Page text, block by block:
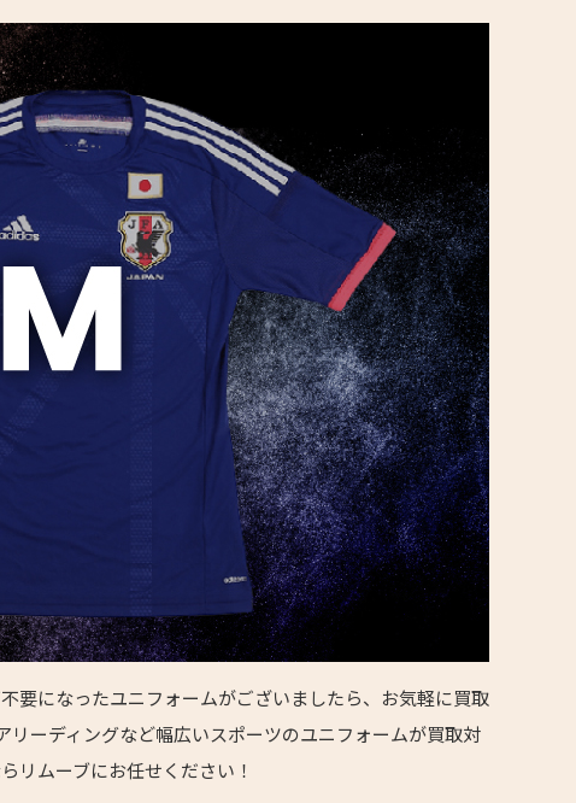
要になったユニフォームがございましたら、お気軽に買取
ーディングなど幅広いスポーツのユニフォームが買取対
リムーブにお任せください！